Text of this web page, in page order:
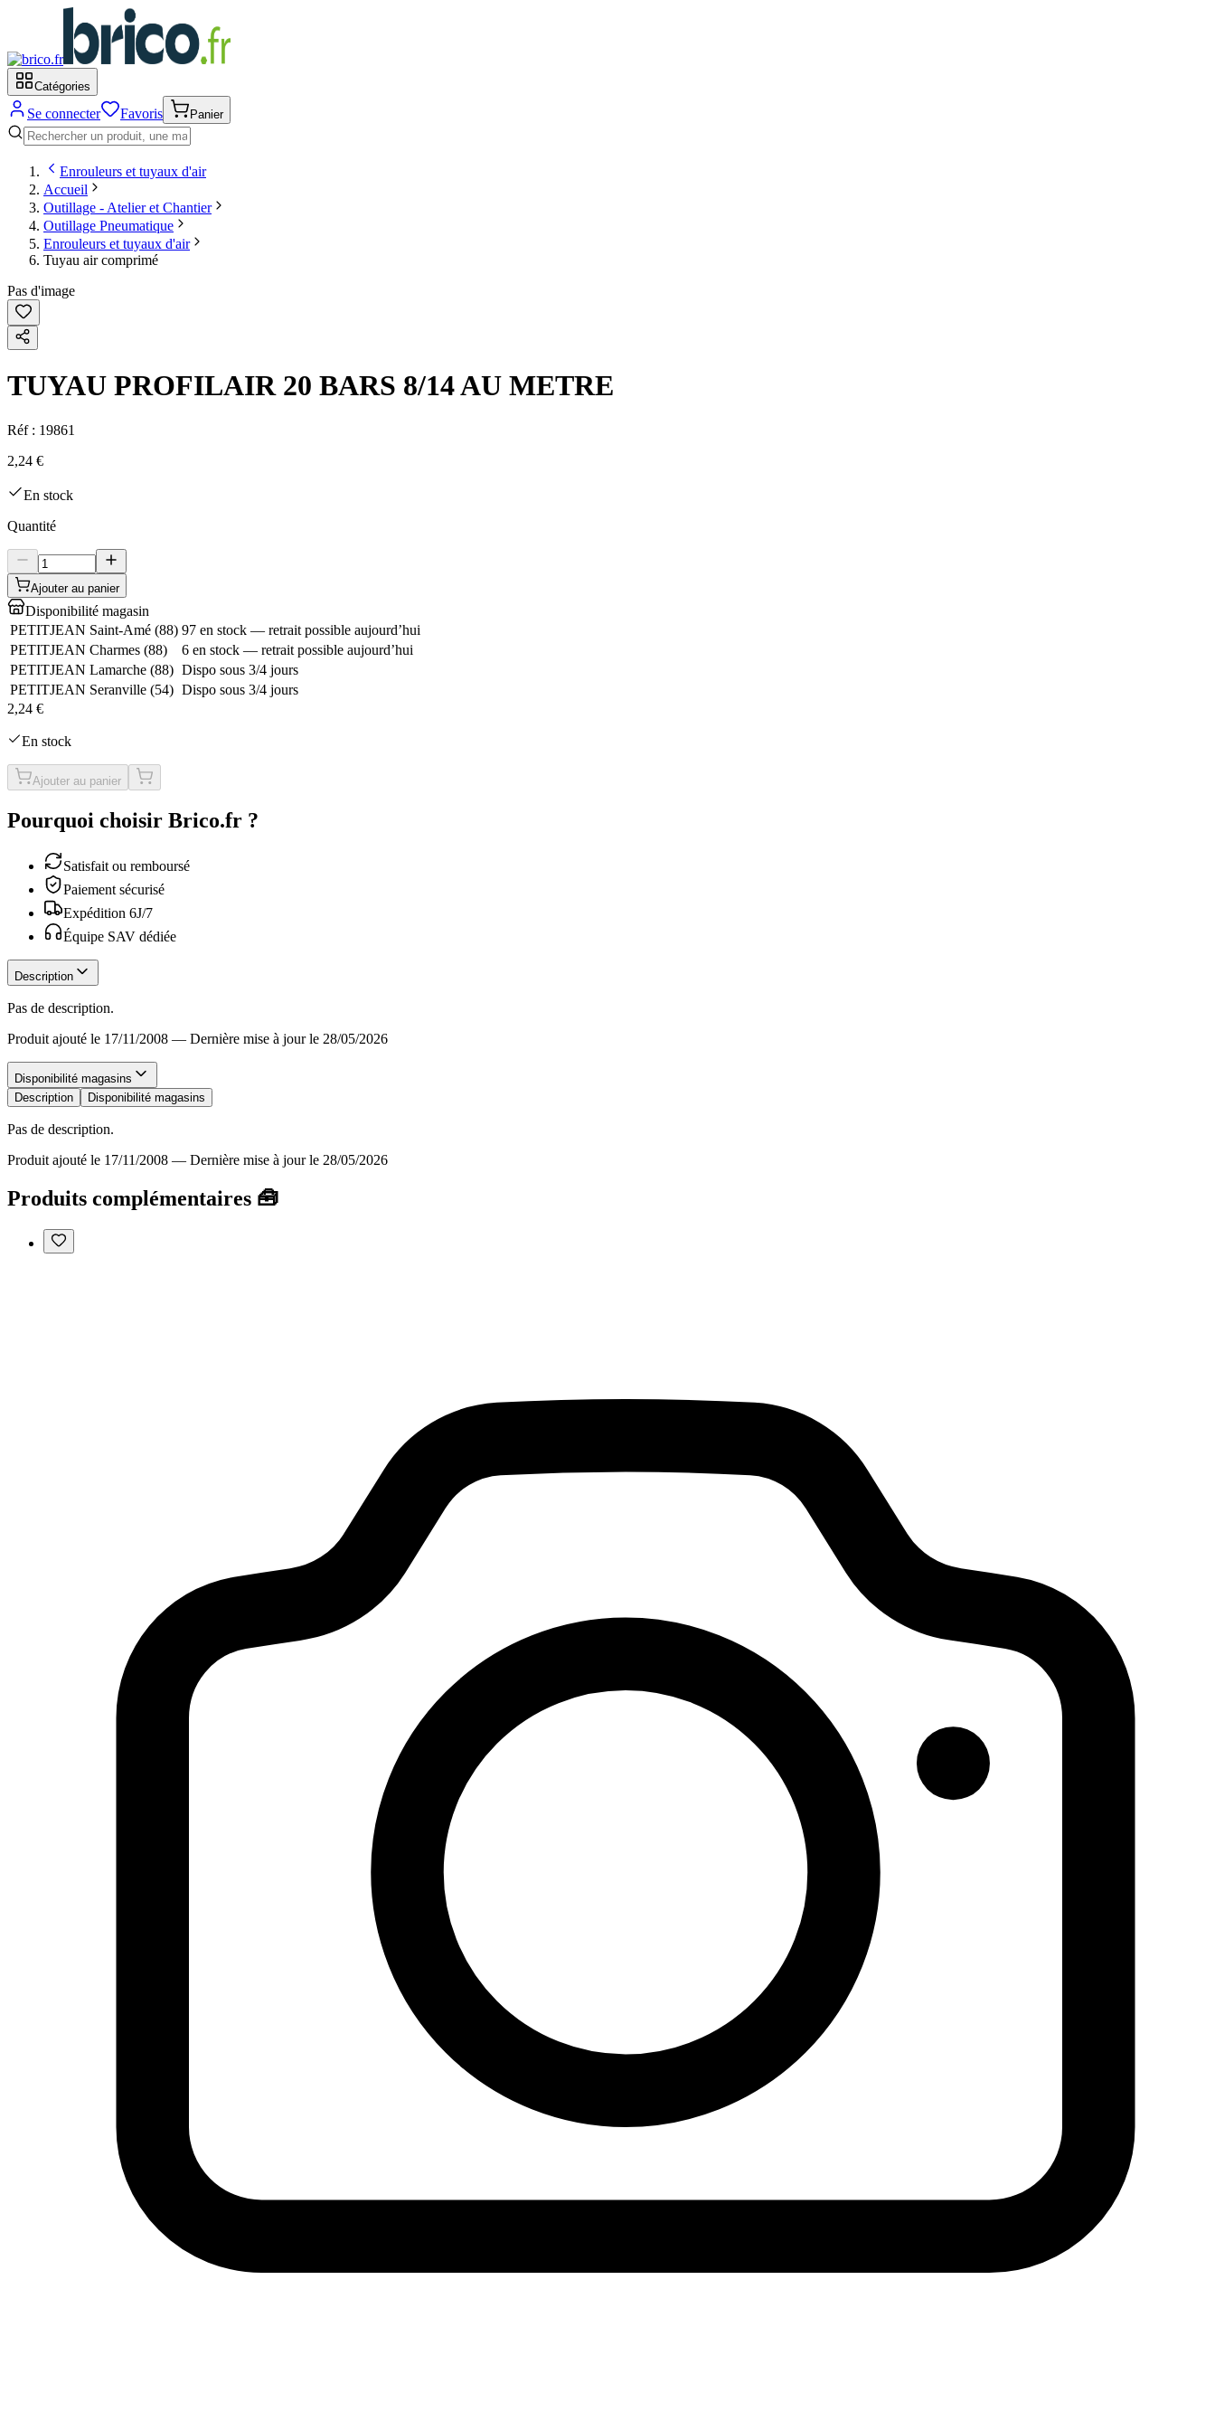
Catégories
Se connecter Favoris Panier
Enrouleurs et tuyaux d'air
Accueil
Outillage - Atelier et Chantier
Outillage Pneumatique
Enrouleurs et tuyaux d'air
Tuyau air comprimé
Pas d'image
TUYAU PROFILAIR 20 BARS 8/14 AU METRE
Réf : 19861
2,24 €
En stock
Quantité
Ajouter au panier
Disponibilité magasin
PETITJEAN Saint-Amé (88) 97 en stock — retrait possible aujourd’hui
PETITJEAN Charmes (88)
6 en stock — retrait possible aujourd’hui
PETITJEAN Lamarche (88) Dispo sous 3/4 jours
PETITJEAN Seranville (54) Dispo sous 3/4 jours
2,24 €
En stock
Ajouter au panier
Pourquoi choisir Brico.fr ?
Satisfait ou remboursé
Paiement sécurisé
Expédition 6J/7
Équipe SAV dédiée
Description
Pas de description.
Produit ajouté le 17/11/2008 — Dernière mise à jour le 28/05/2026
Disponibilité magasins
Description
Disponibilité magasins
Pas de description.
Produit ajouté le 17/11/2008 — Dernière mise à jour le 28/05/2026
Produits complémentaires 🧰